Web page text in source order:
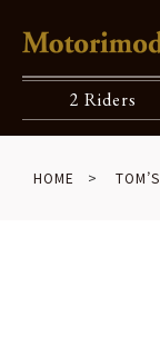
2 Riders
HOME TOM’S